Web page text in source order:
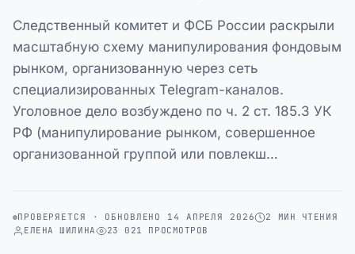
Следственный комитет и ФСБ России раскрыли
масштабную схему манипулирования фондовым
рынком, организованную через сеть
специализированных Telegram-каналов.
Уголовное дело возбуждено по ч. 2 ст. 185.3 УК
РФ (манипулирование рынком, совершенное
организованной группой или повлекш…
ПРОВЕРЯЕТСЯ · ОБНОВЛЕНО 14 АПРЕЛЯ 2026
2 МИН ЧТЕНИЯ
ЕЛЕНА ШИЛИНА
23 021 ПРОСМОТРОВ